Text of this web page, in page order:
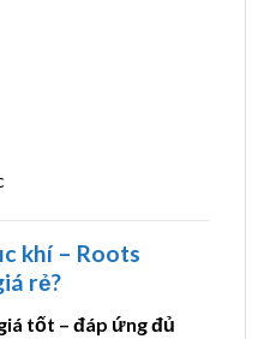
khí – Roots
rẻ?
tốt – đáp ứng đủ